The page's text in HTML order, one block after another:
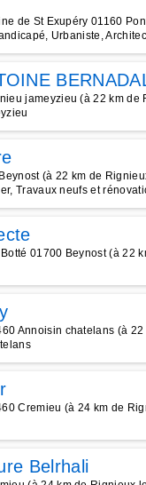
de St Exupéry 01160
Urbaniste,
jameyzieu (à 22 km de
(à 22 km de
Travaux neufs et
01700 Beynost (à 22
Annoisin chatelans (à
Cremieu (à 24 km de
Belrhali